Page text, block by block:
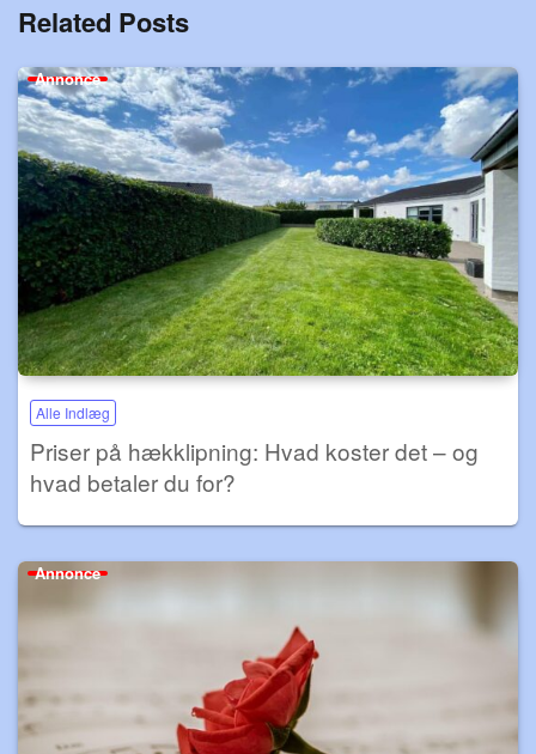
Related Posts
Annonce
Alle Indlæg
Priser på hækklipning: Hvad koster det – og
hvad betaler du for?
Annonce